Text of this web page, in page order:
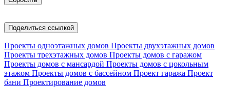
Поделиться ссылкой
Проекты одноэтажных домов Проекты двухэтажных домов
Проекты трехэтажных домов Проекты домов с гаражом
Проекты домов с мансардой Проекты домов с цокольным
этажом Проекты домов с бассейном Проект гаража Проект
бани Проектирование домов